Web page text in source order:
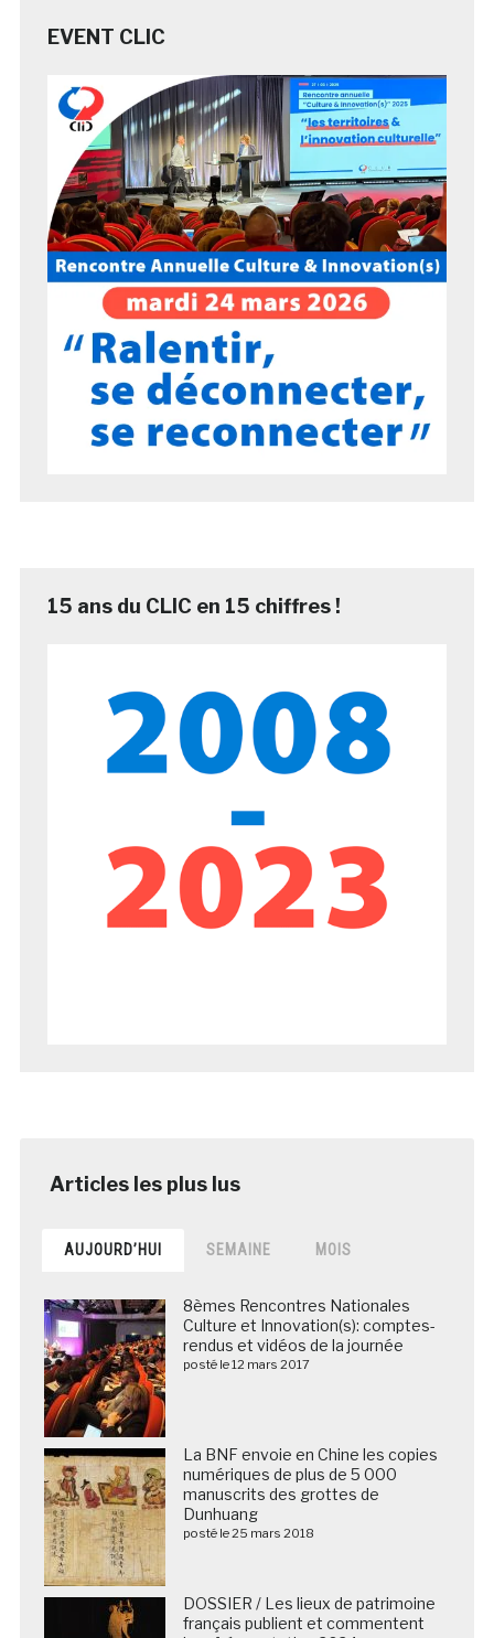
EVENT CLIC
15 ans du CLIC en 15 chiffres !
AUJOURD’HUI SEMAINE MOIS
8èmes Rencontres Nationales
Culture et Innovation(s): comptes-
rendus et vidéos de la journée
posté le 12 mars 2017
La BNF envoie en Chine les copies
numériques de plus de 5 000
manuscrits des grottes de
Dunhuang
posté le 25 mars 2018
DOSSIER / Les lieux de patrimoine
français publient et commentent